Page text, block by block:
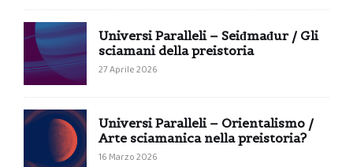
Universi Paralleli – Seiđmađur / Gli
sciamani della preistoria
27 Aprile 2026
Universi Paralleli – Orientalismo /
Arte sciamanica nella preistoria?
16 Marzo 2026